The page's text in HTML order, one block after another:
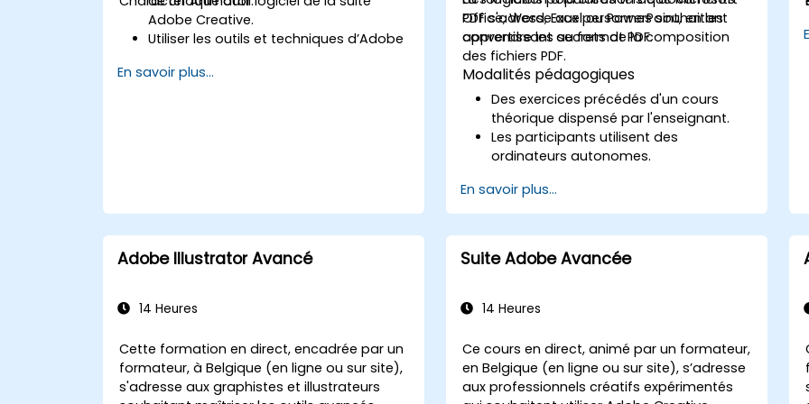
Adobe Creative.
Utiliser les outils et techniques d’Adobe
animés, d’Adobe Premiere Pro pour le
développement plus rapide et plus
efficace de contenus numériques de
En savoir plus...
Office, Word, Excel ou PowerPoint, en les
convertissant au format PDF.
PDF s'adresse aux personnes souhaitant
apprendre les secrets de la composition
des fichiers PDF.
Modalités pédagogiques
Des exercices précédés d'un cours
théorique dispensé par l'enseignant.
Les participants utilisent des
ordinateurs autonomes.
En savoir plus...
Adobe Illustrator Avancé
14 Heures
Cette formation en direct, encadrée par un
formateur, à Belgique (en ligne ou sur site),
s'adresse aux graphistes et illustrateurs
Suite Adobe Avancée
14 Heures
Ce cours en direct, animé par un formateur,
en Belgique (en ligne ou sur site), s’adresse
aux professionnels créatifs expérimentés